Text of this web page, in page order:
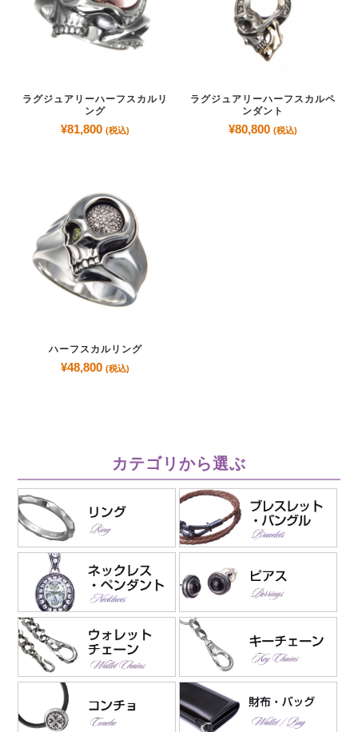
ラグジュアリーハーフスカルリ
ング
¥81,800 (税込)
ラグジュアリーハーフスカルペ
ンダント
¥80,800 (税込)
ハーフスカルリング
¥48,800 (税込)
カテゴリから選ぶ